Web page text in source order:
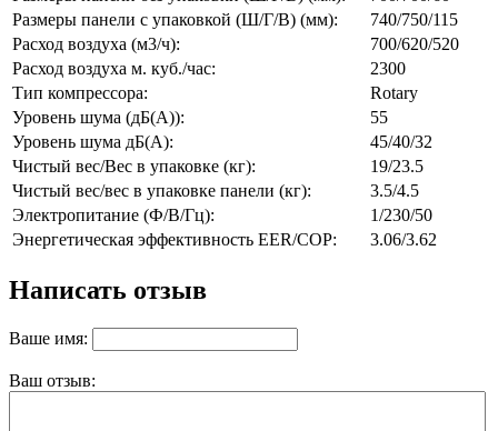
Размеры панели с упаковкой (Ш/Г/В) (мм):
740/750/115
Расход воздуха (м3/ч):
700/620/520
Расход воздуха м. куб./час:
2300
Тип компрессора:
Rotary
Уровень шума (дБ(А)):
55
Уровень шума дБ(А):
45/40/32
Чистый вес/Вес в упаковке (кг):
19/23.5
Чистый вес/вес в упаковке панели (кг):
3.5/4.5
Электропитание (Ф/В/Гц):
1/230/50
Энергетическая эффективность EER/COP:
3.06/3.62
Написать отзыв
Ваше имя:
Ваш отзыв: